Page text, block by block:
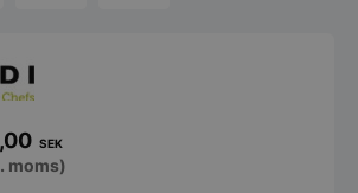
SEK
moms)